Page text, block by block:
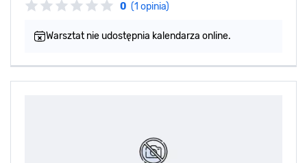
0 (1 opinia)
Warsztat nie udostępnia kalendarza online.